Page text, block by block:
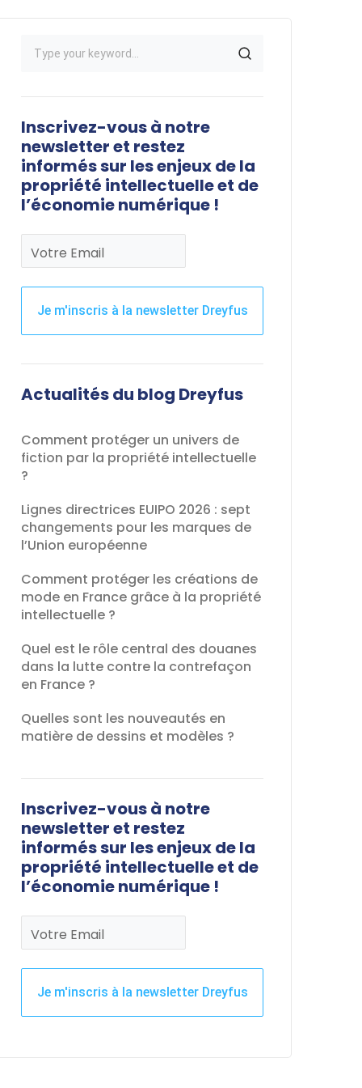
Inscrivez-vous à notre
newsletter et restez
informés sur les enjeux de la
propriété intellectuelle et de
l’économie numérique !
Votre Email
Je m'inscris à la newsletter Dreyfus
champ
devrait
vide
Actualités du blog Dreyfus
Comment protéger un univers de
fiction par la propriété intellectuelle
?
Lignes directrices EUIPO 2026 : sept
changements pour les marques de
l’Union européenne
Comment protéger les créations de
mode en France grâce à la propriété
intellectuelle ?
Quel est le rôle central des douanes
dans la lutte contre la contrefaçon
en France ?
Quelles sont les nouveautés en
matière de dessins et modèles ?
Inscrivez-vous à notre
newsletter et restez
informés sur les enjeux de la
propriété intellectuelle et de
l’économie numérique !
Votre Email
Je m'inscris à la newsletter Dreyfus